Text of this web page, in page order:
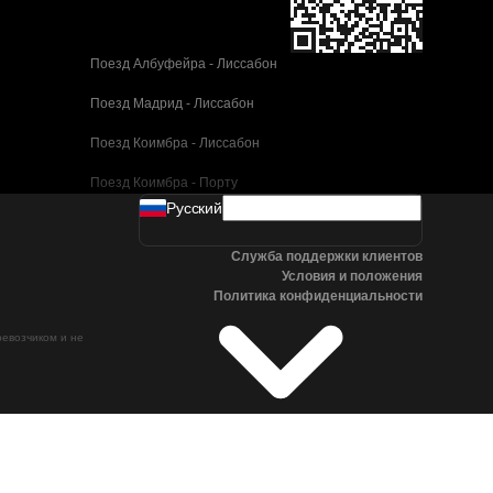
Поезд Албуфейра - Лиссабон
Поезд Мадрид - Лиссабон
Поезд Коимбра - Лиссабон
Поезд Коимбра - Порту
Поезд Валенсия - Барселона
Поезд Севилья - Барселона
Поезд Малага - Барселона
Поезд Малага - Мадрид
и не
Pусский
Служба поддержки клиентов
Условия и положения
Политика конфиденциальности